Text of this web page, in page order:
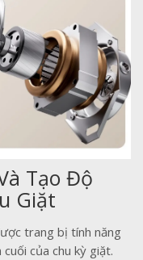
Tạo Độ
Giặt
trang bị tính năng
của chu kỳ giặt.